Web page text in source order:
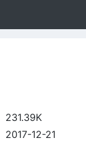
231.39K
2017-12-21